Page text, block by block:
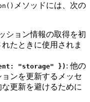
メソッドには、次の
ション情報の取得を初
たときに使用されま
"storage" }) : 他の
ンを更新するメッセ
更新を避けるために